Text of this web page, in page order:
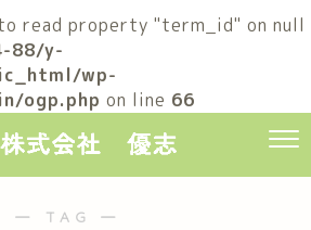
read property "term_id" on null
88/y-
wp-
ogp.php on line 66
― TAG ―